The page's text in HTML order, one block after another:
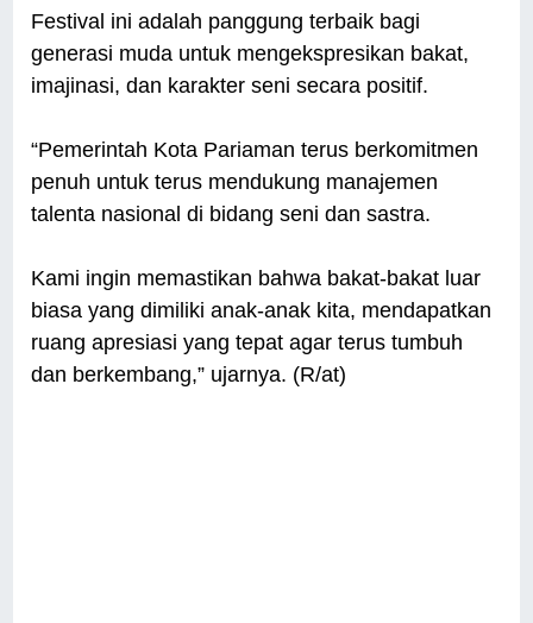
Festival ini adalah panggung terbaik bagi
generasi muda untuk mengekspresikan bakat,
imajinasi, dan karakter seni secara positif.
“Pemerintah Kota Pariaman terus berkomitmen
penuh untuk terus mendukung manajemen
talenta nasional di bidang seni dan sastra.
Kami ingin memastikan bahwa bakat-bakat luar
biasa yang dimiliki anak-anak kita, mendapatkan
ruang apresiasi yang tepat agar terus tumbuh
dan berkembang,” ujarnya. (R/at)